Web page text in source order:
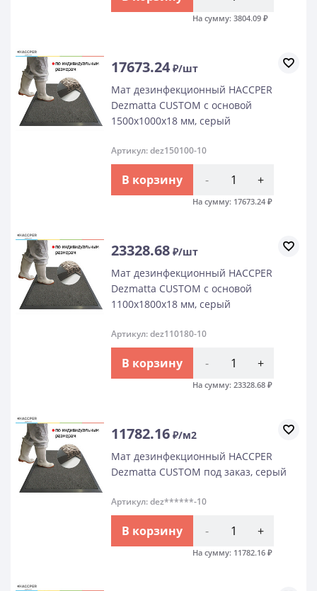
На сумму: 3804.09 ₽
17673.24 ₽/шт
Мат дезинфекционный HACCPER
Dezmatta CUSTOM с основой
1500х1000х18 мм, серый
Артикул: dez150100-10
В корзину - +
На сумму: 17673.24 ₽
23328.68 ₽/шт
Мат дезинфекционный HACCPER
Dezmatta CUSTOM с основой
1100х1800х18 мм, серый
Артикул: dez110180-10
В корзину - +
На сумму: 23328.68 ₽
11782.16 ₽/м2
Мат дезинфекционный HACCPER
Dezmatta CUSTOM под заказ, серый
Артикул: dez******-10
В корзину - +
На сумму: 11782.16 ₽